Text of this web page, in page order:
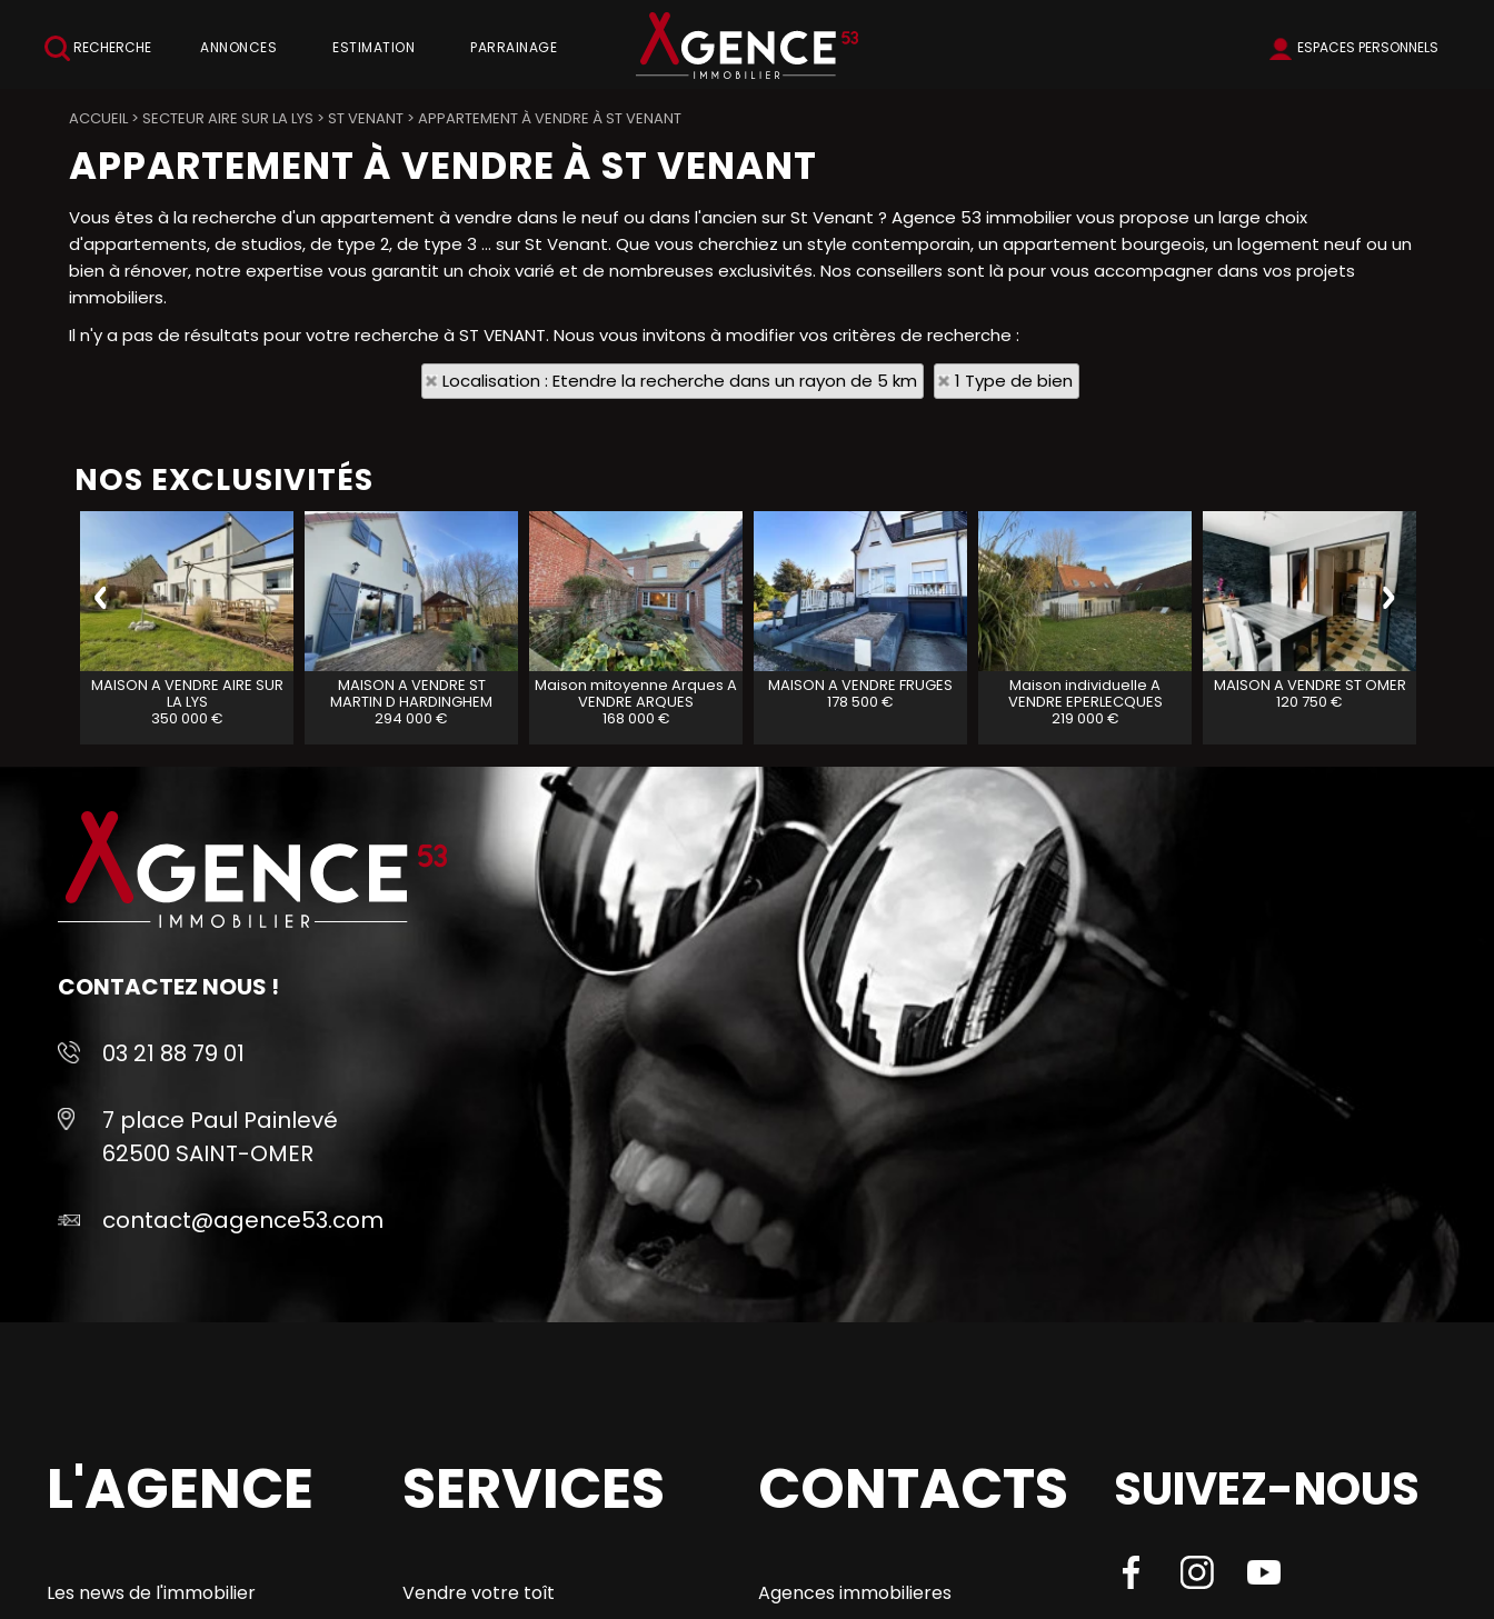
RECHERCHE ESPACES PERSONNELS
ANNONCES ESTIMATION PARRAINAGE
ACCUEIL> SECTEUR AIRE SUR LA LYS > ST VENANT > APPARTEMENT À VENDRE À ST VENANT
APPARTEMENT À VENDRE À ST VENANT
Vous êtes à la recherche d'un appartement à vendre dans le neuf ou dans l'ancien sur St Venant ? Agence 53 immobilier vous propose un large choix
d'appartements, de studios, de type 2, de type 3 ... sur St Venant. Que vous cherchiez un style contemporain, un appartement bourgeois, un logement neuf ou un
bien à rénover, notre expertise vous garantit un choix varié et de nombreuses exclusivités. Nos conseillers sont là pour vous accompagner dans vos projets
immobiliers.
Il n'y a pas de résultats pour votre recherche à ST VENANT. Nous vous invitons à modifier vos critères de recherche :
Localisation : Etendre la recherche dans un rayon de 5 km
1 Type de bien
NOS EXCLUSIVITÉS
MAISON A VENDRE AIRE SUR
LA LYS
350 000 €
MAISON A VENDRE ST
MARTIN D HARDINGHEM
294 000 €
Maison mitoyenne Arques A
VENDRE ARQUES
168 000 €
MAISON A VENDRE FRUGES
178 500 €
Maison individuelle A
VENDRE EPERLECQUES
219 000 €
MAISON A VENDRE ST OMER
120 750 €
CONTACTEZ NOUS !
03 21 88 79 01
7 place Paul Painlevé
62500 SAINT-OMER
contact@agence53.com
L'AGENCE
Les news de l'immobilier
SERVICES
Vendre votre toît
CONTACTS
Agences immobilieres
SUIVEZ-NOUS